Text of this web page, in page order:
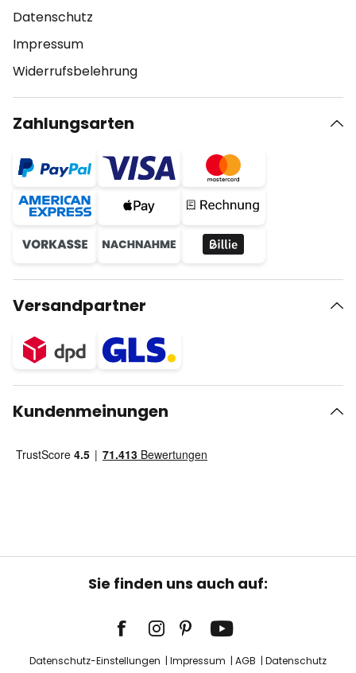
Datenschutz
Impressum
Widerrufsbelehrung
Zahlungsarten
Versandpartner
Kundenmeinungen
Sie finden uns auch auf:
Datenschutz-Einstellungen Impressum AGB Datenschutz